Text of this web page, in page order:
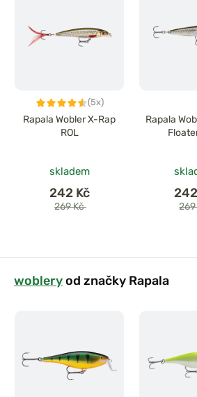
(5x)
Rapala Wobler X-Rap
ROL
skladem
242 Kč
269 Kč
Rapala
wobleryod značky Rapala